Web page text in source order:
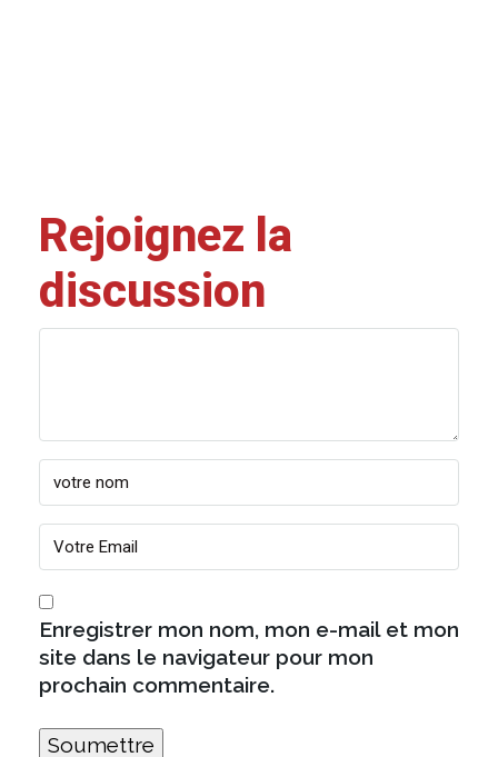
Rejoignez la
discussion
Enregistrer mon nom, mon e-mail et mon
site dans le navigateur pour mon
prochain commentaire.